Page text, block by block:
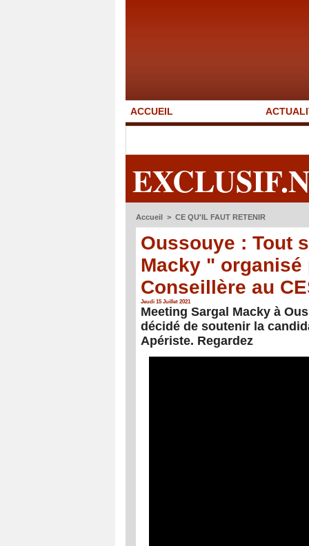
ACCUEIL
Accueil > CE QU'IL FAUT RETENIR
Oussouye : Tout
Macky " organisé
Conseillère au
Jeudi 15 Juillet 2021
Meeting Sargal Macky à
décidé de soutenir la
Apériste. Regardez